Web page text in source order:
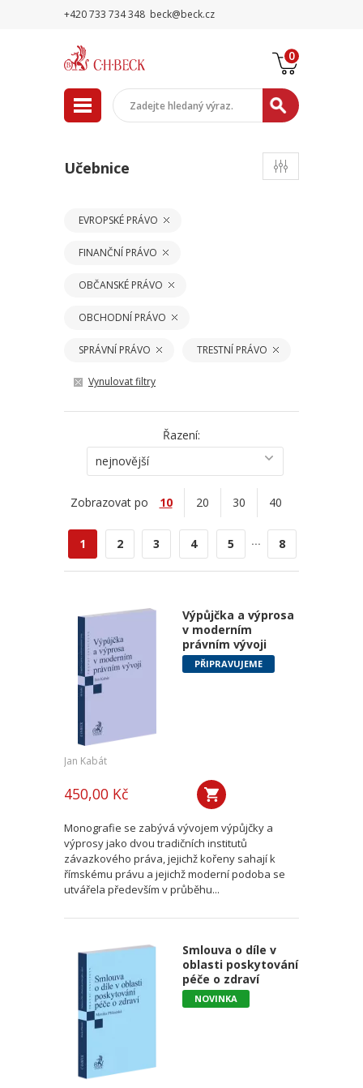
+420 733 734 348 beck@beck.cz
0
Učebnice
EVROPSKÉ PRÁVO
FINANČNÍ PRÁVO
OBČANSKÉ PRÁVO
OBCHODNÍ PRÁVO
SPRÁVNÍ PRÁVO TRESTNÍ PRÁVO
Vynulovat filtry
Řazení:
nejnovější
Zobrazovat po 10 20 30 40
1 2 3 4 5 ... 8
Výpůjčka a výprosa
v moderním
právním vývoji
PŘIPRAVUJEME
Jan Kabát
450,00 Kč
Monografie se zabývá vývojem výpůjčky a
výprosy jako dvou tradičních institutů
závazkového práva, jejichž kořeny sahají k
římskému právu a jejichž moderní podoba se
utvářela především v průběhu...
Smlouva o díle v
oblasti poskytování
péče o zdraví
NOVINKA